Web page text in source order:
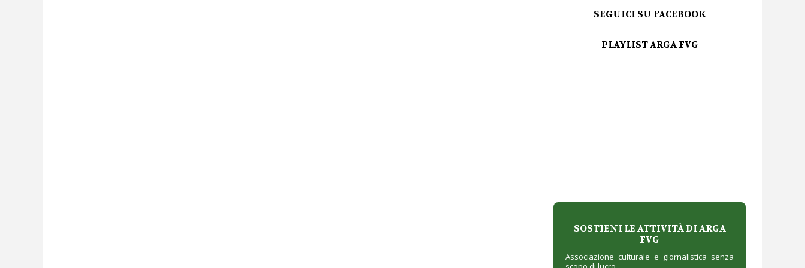
SEGUICI SU FACEBOOK
PLAYLIST ARGA FVG
SOSTIENI LE ATTIVITÀ DI ARGA
FVG
Associazione culturale e giornalistica senza